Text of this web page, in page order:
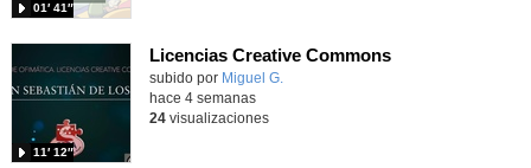
01′ 41″
Licencias Creative Commons
Contenido educativo.
subido por Miguel G.
11′ 12″
hace 4 semanas
24visualizaciones